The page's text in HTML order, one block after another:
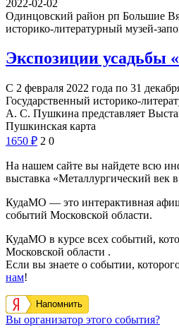
2022-02-02
Одинцовский район рп Большие
историко-литературный музей-
Экспозиции усадьбы
С 2 февраля 2022 года по 31
Государственный историко-
А. С. Пушкина представляет
Пушкинская карта
1650 ₽ 2 0
На нашем сайте вы найдете всю
выставка «Металлургический век
КудаМО — это интерактивная
событий Московской области.
КудаМО в курсе всех событий,
Московской области .
Если вы знаете о событии,
нам!
Напомнить
Вы организатор этого события?